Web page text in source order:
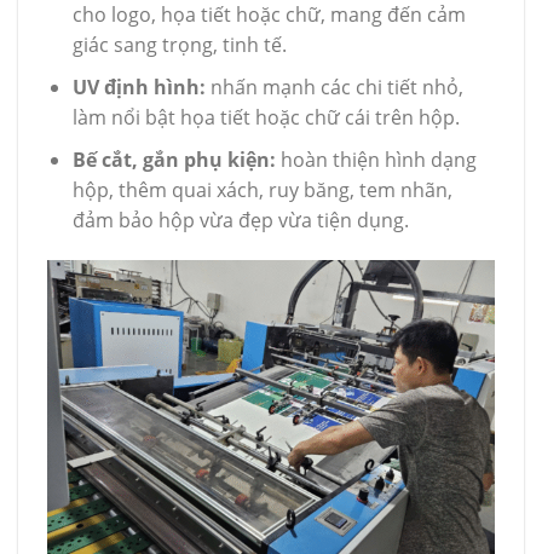
cho logo, họa tiết hoặc chữ, mang đến cảm
giác sang trọng, tinh tế.
UV định hình: nhấn mạnh các chi tiết nhỏ,
làm nổi bật họa tiết hoặc chữ cái trên hộp.
Bế cắt, gắn phụ kiện: hoàn thiện hình dạng
hộp, thêm quai xách, ruy băng, tem nhãn,
đảm bảo hộp vừa đẹp vừa tiện dụng.